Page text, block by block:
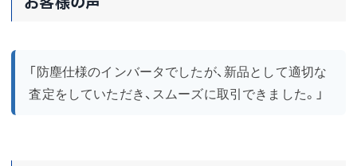
「防塵仕様のインバータでしたが、新品として適切な
査定をしていただき、スムーズに取引できました。」